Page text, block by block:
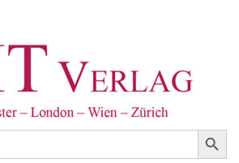
Search Button